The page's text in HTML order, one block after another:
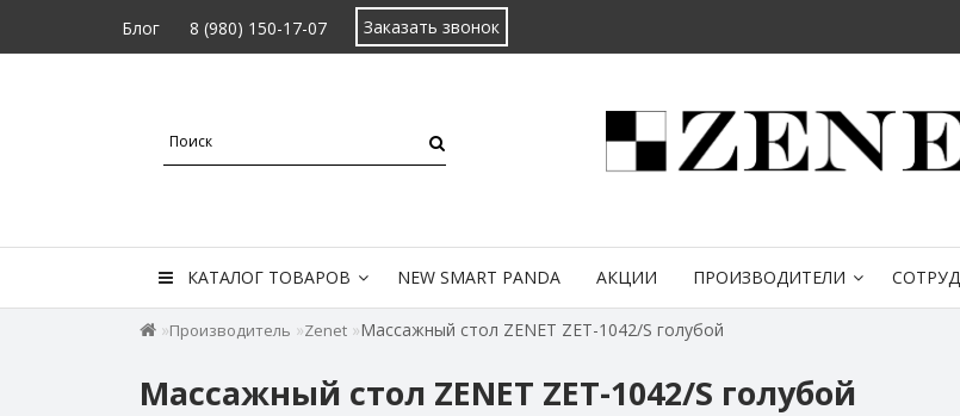
Блог 8 (980) 150-17-07 Заказать звонок
КАТАЛОГ ТОВАРОВ NEW SMART PANDA АКЦИИ ПРОИЗВОДИТЕЛИ
Производитель Zenet Массажный стол ZENET ZET-1042/S голубой
Массажный стол ZENET ZET-1042/S голубой